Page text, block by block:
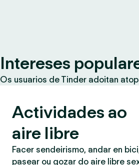
Intereses
Os usuarios de Tinder adoitan
Actividades ao
aire libre
Facer sendeirismo, andar en
pasear ou gozar do aire libre